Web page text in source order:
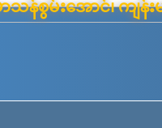
သန်စွမ်းအောင်၊ က